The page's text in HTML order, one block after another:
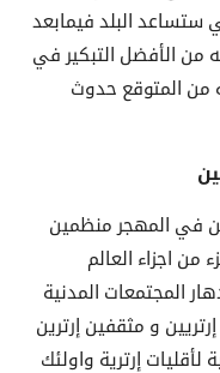
البلد فيمابعد
من الأفضل التبكير في
من المتوقع حدوث
في المهجر منظمين
اجزاء العالم
المجتمعات المدنية
و مثقفين إرترين
لأقليات إرترية واولئك